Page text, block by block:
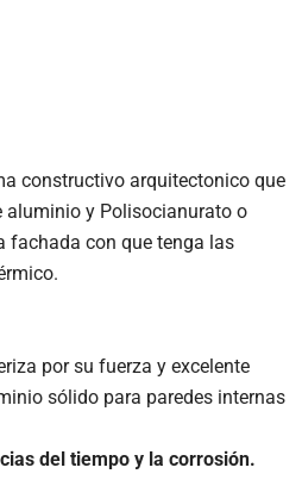
constructivo arquitectonico que
aluminio y Polisocianurato o
fachada con que tenga las
por su fuerza y excelente
sólido para paredes internas
del tiempo y la corrosión.